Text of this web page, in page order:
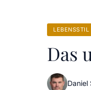
LEBENSSTIL
Das
Daniel